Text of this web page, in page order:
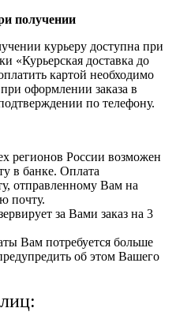
получении
курьеру доступна при
«Курьерская доставка до
картой необходимо
оформлении заказа в
по телефону.
регионов России возможен
в банке. Оплата
отправленному Вам на
почту.
за Вами заказ на 3
Вам потребуется больше
об этом Вашего